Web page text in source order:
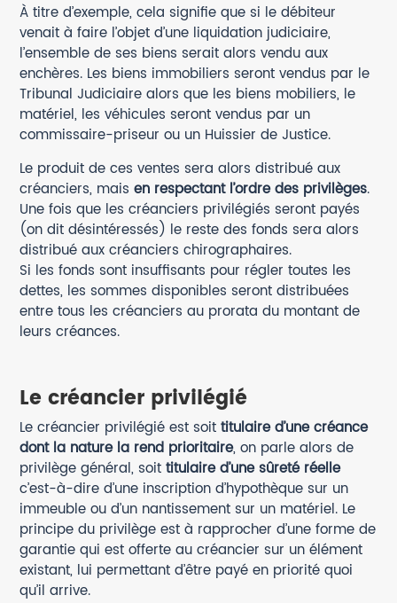
À titre d’exemple, cela signifie que si le débiteur
venait à faire l’objet d’une liquidation judiciaire,
l’ensemble de ses biens serait alors vendu aux
enchères. Les biens immobiliers seront vendus par le
Tribunal Judiciaire alors que les biens mobiliers, le
matériel, les véhicules seront vendus par un
commissaire-priseur ou un Huissier de Justice.
Le produit de ces ventes sera alors distribué aux
créanciers, maisen respectant l’ordre des privilèges.
Une fois que les créanciers privilégiés seront payés
(on dit désintéressés) le reste des fonds sera alors
distribué aux créanciers chirographaires.
Si les fonds sont insuffisants pour régler toutes les
dettes, les sommes disponibles seront distribuées
entre tous les créanciers au prorata du montant de
leurs créances.
Le créancier privilégié
Le créancier privilégié est soittitulaire d’une créance
dont la nature la rend prioritaire, on parle alors de
privilège général, soit titulaire d’une sûreté réelle
c’est-à-dire d’une inscription d’hypothèque sur un
immeuble ou d’un nantissement sur un matériel. Le
principe du privilège est à rapprocher d’une forme de
garantie qui est offerte au créancier sur un élément
existant, lui permettant d’être payé en priorité quoi
qu’il arrive.